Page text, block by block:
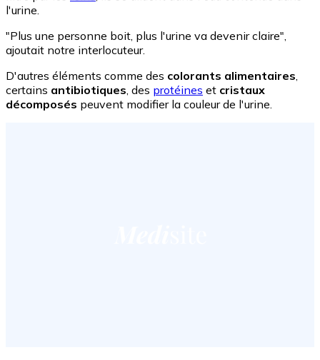
l'urine.
"Plus une personne boit, plus l'urine va devenir claire",
ajoutait notre interlocuteur.
D'autres éléments comme des colorants alimentaires,
certains antibiotiques, des protéines et cristaux
décomposés peuvent modifier la couleur de l'urine.